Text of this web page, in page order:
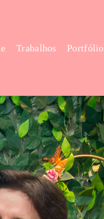
Trabalhos Portfólio